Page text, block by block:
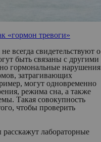
«гормон тревоги»
всегда свидетельствуют о
быть связаны с другими
гормональные нарушения
затрагивающих
могут одновременно
режима сна, а также
Такая совокупность
чтобы проверить
лабораторные